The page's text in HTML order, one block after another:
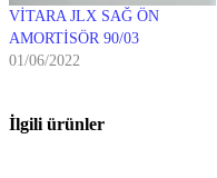
VİTARA JLX SAĞ ÖN
AMORTİSÖR 90/03
01/06/2022
İlgili ürünler